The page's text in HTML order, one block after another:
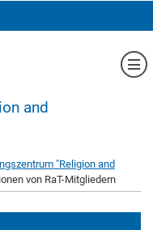
and
"Religion and
von RaT-Mitgliedern